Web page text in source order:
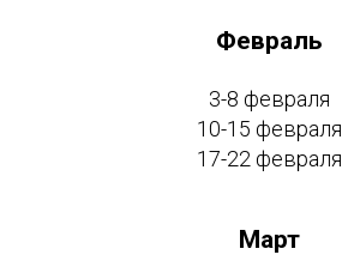
Февраль
3-8 февраля
10-15 февраля
17-22 февраля
Март